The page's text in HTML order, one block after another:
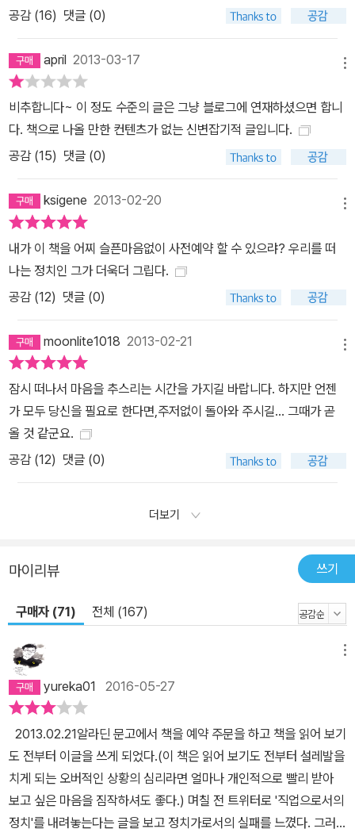
욕망은 일, 놀이, 사랑에 대한 욕망과 마찬가지로 자연이 인간에게 준
본성이라고 유시민은 주장한다. 이기심과 이타심은 단순히 대립하는
감정이 아니다. 우리는 둘 가운데 어느 하나라도 없으면 행복하고 의
한 방식으로 정의(定議)한다. 나와 유전적으로 무관한 타인의 고통
을 함께 느낄 수 있는 능력, 그들의 복지에 진지한 관심을 가지고 자기
의 사적 자원을 기꺼이 내놓으려는 자발성, 이 모두가 자연이 인간에
게 준 재능이며 본능이다. 이런 이타적 본성, 공감의 능력을 발휘하는
것을 나는 연대라고 부른다. 연대는 일, 놀이, 사랑과 더불어 삶을 의
미 있고 존엄하고 품격 있게 만드는 제4원소이다. 나는 이렇게 외치
고 싶다. “연대하는 자에게 복이 있나니, 지금 이곳의 행복이 그들의
것이리라!”(p.263~264) 왜 연대해야 하는지 논리적으로 설명할 수
있다. 그러나 논리 이전에 마음이다. 그렇게라도 하지 않으면 마음이
너무 불편한 사람들이 그렇게 한다. 비용이 들고 고생이 되는데도 그
렇게 하면 마음이 편하고 당당해지기 때문이다. 이런 마음은 문명과
교육의 산물이 아니다. 이것은 인간 본성의 발현이다.(p.263) 4. 진
보적 자유주의자, 유시민의 철학 유시민은 지식인으로서도 정치인으
로서도 매우 논쟁적인 인물이었다. 그는 ‘진보자유주의자’임을 자처
하는 보기 드문 지식인이다. 공병호, 복거일 등 공개적으로 자유주의
권층에 속한다. 홍세화, 박노자 등 진보적 ‘파워라이터’들은 자유주의
그런데도 유시민은 자유주의와 진보주의가 결합될 수 있다고 주장한
인간과 역사를 제대로 이해하려면 역사학, 철학, 경제학, 사회학과 같
은 인문사회과학과 함께 생물학을 알아야 한다고 생각한다. 그래서
대통령 선거를 평가하는 데서까지 생물학 용어를 사용한다. 제18대
대통령 선거의 결과는 진보의 거듭되는 패배 가운데 하나일 뿐이다.
그것은 선의 패배나 악의 승리가 아니다. 진화적으로 익숙한 것이 새
로운 것을 이긴 수많은 사건 가운데 하나에 지나지 않는다. 1987년
대선에서 노태우 후보가 당선되었지만 그는 전두환처럼 할 수 없었
다. 1992년 보수진영으로 투항한 김영삼 후보가 당선되었지만 그는
전임자보다 더 민주적이고 진보적인 정치를 했다. 2007년 당선된 이
명박 대통령은 국가를 개인적 ‘수익 모델’로 만들었지만 민주주의 정
치체제 그 자체까지 무너뜨리지는 못했다. 2012년 박근혜 후보가 당
선되었지만 그의 정책 공약은 5년 전 낙선했던 진보진영 대통령 후보
의 공약보다 더 진보적이었다. 진보 세력은 선거에 졌을 뿐 역사에서
공감 (16) 댓글 (0)
april 2013-03-17
비추합니다~ 이 정도 수준의 글은 그냥 블로그에 연재하셨으면 합니
다. 책으로 나올 만한 컨텐츠가 없는 신변잡기적 글입니다.
공감 (15) 댓글 (0)
ksigene 2013-02-20
내가 이 책을 어찌 슬픈마음없이 사전예약 할 수 있으랴? 우리를 떠
나는 정치인 그가 더욱더 그립다.
공감 (12) 댓글 (0)
moonlite1018 2013-02-21
잠시 떠나서 마음을 추스리는 시간을 가지길 바랍니다. 하지만 언젠
가 모두 당신을 필요로 한다면,주저없이 돌아와 주시길... 그때가 곧
올 것 같군요.
공감 (12) 댓글 (0)
더보기
마이리뷰 쓰기
구매자 (71) 전체 (167)
yureka01 2016-05-27
2013.02.21알라딘 문고에서 책을 예약 주문을 하고 책을 읽어 보기
도 전부터 이글을 쓰게 되었다.(이 책은 읽어 보기도 전부터 설레발을
치게 되는 오버적인 상황의 심리라면 얼마나 개인적으로 빨리 받아
보고 싶은 마음을 짐작하셔도 좋다.) 며칠 전 트위터로 '직업으로서의
정치'를 내려놓는다는 글을 보고 정치가로서의 실패를 느꼈다. 그러